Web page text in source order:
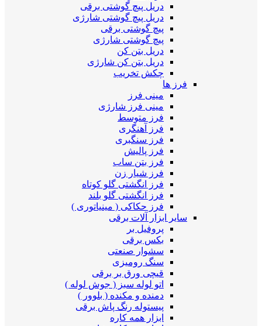
دریل پیچ گوشتی برقی
دریل پیچ گوشتی شارژی
پیچ گوشتی برقی
پیچ گوشتی شارژی
دریل بتن کن
دریل بتن کن شارژی
چکش تخریب
فرز ها
مینی فرز
مینی فرز شارژی
فرز متوسط
فرز آهنگری
فرز سنگبری
فرز پالیش
فرز بتن ساب
فرز شیار زن
فرز انگشتی گلو کوتاه
فرز انگشتی گلو بلند
فرز حکاکی ( مینیاتوری )
سایر ابزار آلات برقی
پروفیل بر
بکس برقی
سشوار صنعتی
سنگ رومیزی
قیچی ورق بر برقی
اتو لوله سبز ( جوش لوله )
دمنده و مکنده ( بلوور )
پیستوله رنگ پاش برقی
ابزار همه کاره